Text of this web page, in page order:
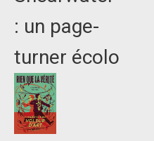
: un page-
turner écolo